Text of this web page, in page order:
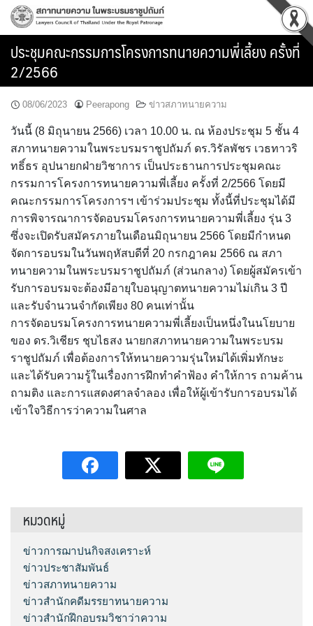
Skip
ประชุมคณะกรรมการโครงการทนายความพี่เลี้ยง ครั้งที่
2/2566
08/06/2023 Peerapong ข่าวสภาทนายความ
วันนี้ (8 มิถุนายน 2566) เวลา 10.00 น. ณ ห้องประชุม 5 ชั้น 4
สภาทนายความในพระบรมราชูปถัมภ์ ดร.วิรัลพัชร เวธทาวริ
ทธิ์ธร อุปนายกฝ่ายวิชาการ เป็นประธานการประชุมคณะ
กรรมการโครงการทนายความพี่เลี้ยง ครั้งที่ 2/2566 โดยมี
คณะกรรมการโครงการฯ เข้าร่วมประชุม ทั้งนี้ที่ประชุมได้มี
การพิจารณาการจัดอบรมโครงการทนายความพี่เลี้ยง รุ่น 3
ซึ่งจะเปิดรับสมัครภายในเดือนมิถุนายน 2566 โดยมีกำหนด
จัดการอบรมในวันพฤหัสบดีที่ 20 กรกฎาคม 2566 ณ สภา
ทนายความในพระบรมราชูปถัมภ์ (ส่วนกลาง) โดยผู้สมัครเข้า
รับการอบรมจะต้องมีอายุใบอนุญาตทนายความไม่เกิน 3 ปี
และรับจำนวนจำกัดเพียง 80 คนเท่านั้น
การจัดอบรมโครงการทนายความพี่เลี้ยงเป็นหนึ่งในนโยบาย
ของ ดร.วิเชียร ชุบไธสง นายกสภาทนายความในพระบรม
ราชูปถัมภ์ เพื่อต้องการให้ทนายความรุ่นใหม่ได้เพิ่มทักษะ
และได้รับความรู้ในเรื่องการฝึกทำคำฟ้อง คำให้การ ถามค้าน
ถามติง และการแสดงศาลจำลอง เพื่อให้ผู้เข้ารับการอบรมได้
เข้าใจวิธีการว่าความในศาล
หมวดหมู่
ข่าวการฌาปนกิจสงเคราะห์
ข่าวประชาสัมพันธ์
ข่าวสภาทนายความ
ข่าวสำนักคดีมรรยาทนายความ
ข่าวสำนักฝึกอบรมวิชาว่าความ